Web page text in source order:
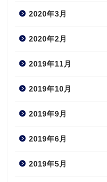
2020年3月
2020年2月
2019年11月
2019年10月
2019年9月
2019年6月
2019年5月